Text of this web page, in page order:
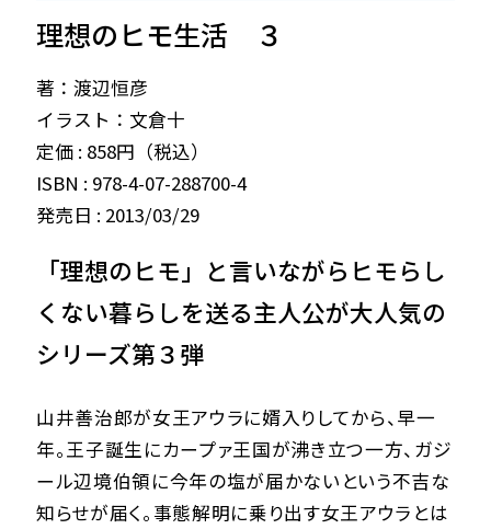
理想のヒモ生活 ３
著：渡辺恒彦
イラスト：文倉十
定価 : 858円（税込）
ISBN : 978-4-07-288700-4
発売日 : 2013/03/29
「理想のヒモ」と言いながらヒモらし
くない暮らしを送る主人公が大人気の
シリーズ第３弾
山井善治郎が女王アウラに婿入りしてから、早一
年。王子誕生にカープァ王国が沸き立つ一方、ガジ
ール辺境伯領に今年の塩が届かないという不吉な
知らせが届く。事態解明に乗り出す女王アウラとは